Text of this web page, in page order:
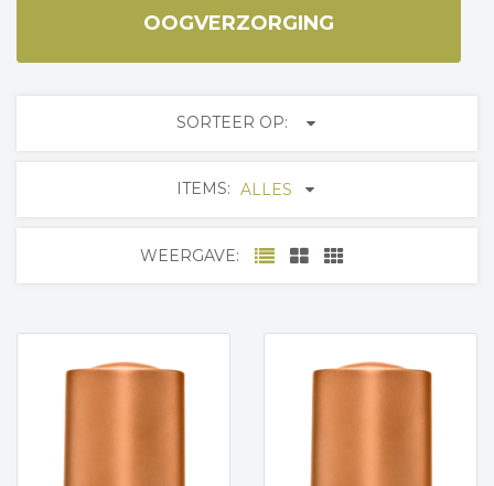
OOGVERZORGING
SORTEER OP:
ITEMS: ALLES
WEERGAVE: